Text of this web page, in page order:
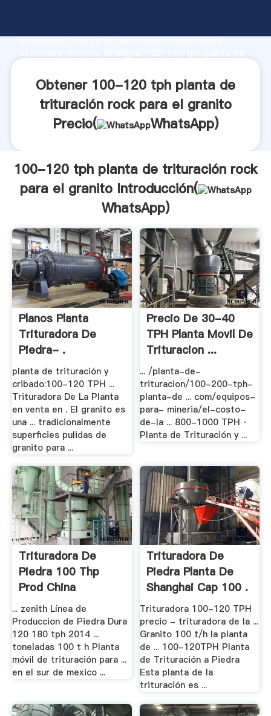
producción, fuerza de investigación avanzada y
valor y aporta valores a todos los clientes.
Obtener 100-120 tph planta de
trituración rock para el granito
Precio(
WhatsApp)
100-120 tph planta de trituración rock
para el granito Introducción(
WhatsApp)
Planos Planta
Trituradora De
Piedra- .
planta de trituración y
cribado:100-120 TPH ...
Trituradora De La Planta
en venta en . El granito es
una ... tradicionalmente
superficies pulidas de
granito para ...
Precio De 30-40
TPH Planta Movil De
Trituracion ...
... /planta-de-
trituracion/100-200-tph-
planta-de ... com/equipos-
para- mineria/el-costo-
de-la ... 800-1000 TPH ·
Planta de Trituración y ...
Trituradora De
Piedra 100 Thp
Prod China
... zenith Línea de
Produccion de Piedra Dura
120 180 tph 2014 ...
toneladas 100 t h Planta
móvil de trituración para ...
en el sur de mexico ...
Trituradora De
Piedra Planta De
Shanghai Cap 100 .
Trituradora 100-120 TPH
precio - trituradora de la ...
Granito 100 t/h la planta
de ... 100-120TPH Planta
de Trituración a Piedra
Esta planta de la
trituración es ...